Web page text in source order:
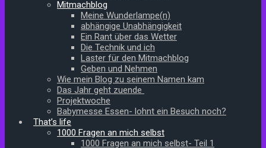
Mitmachblog
Meine Wunderlampe(n)
abhängige Unabhängigkeit
Ein Rant über das Wetter
Die Technik und ich
Laster für den Mitmachblog
Geben und Nehmen
Wie mein Blog zu seinem Namen kam
Das Jahr geht zuende
Projektwoche
Babymesse Essen- lohnt ein Besuch noch?
That’s life
1000 Fragen an mich selbst
1000 Fragen an mich selbst- Teil 1